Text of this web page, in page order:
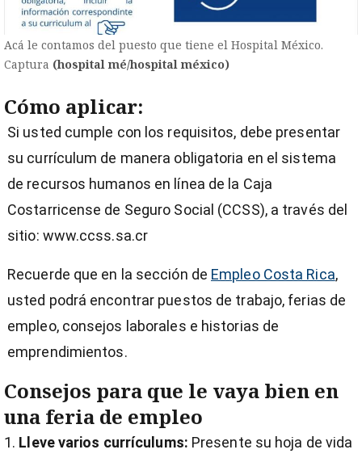
Acá le contamos del puesto que tiene el Hospital México.
Captura (hospital mé/hospital méxico)
Cómo aplicar:
Si usted cumple con los requisitos, debe presentar
su currículum de manera obligatoria en el sistema
de recursos humanos en línea de la Caja
Costarricense de Seguro Social (CCSS), a través del
sitio: www.ccss.sa.cr
Recuerde que en la sección de Empleo Costa Rica,
usted podrá encontrar puestos de trabajo, ferias de
empleo, consejos laborales e historias de
emprendimientos.
Consejos para que le vaya bien en
una feria de empleo
Lleve varios currículums: Presente su hoja de vida